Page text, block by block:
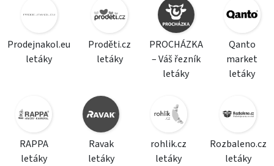
Prodejnakol.eu
letáky
Proděti.cz
letáky
PROCHÁZKA
– Váš řezník
letáky
Qanto
market
letáky
RAPPA
letáky
Ravak
letáky
rohlik.cz
letáky
Rozbaleno.cz
letáky